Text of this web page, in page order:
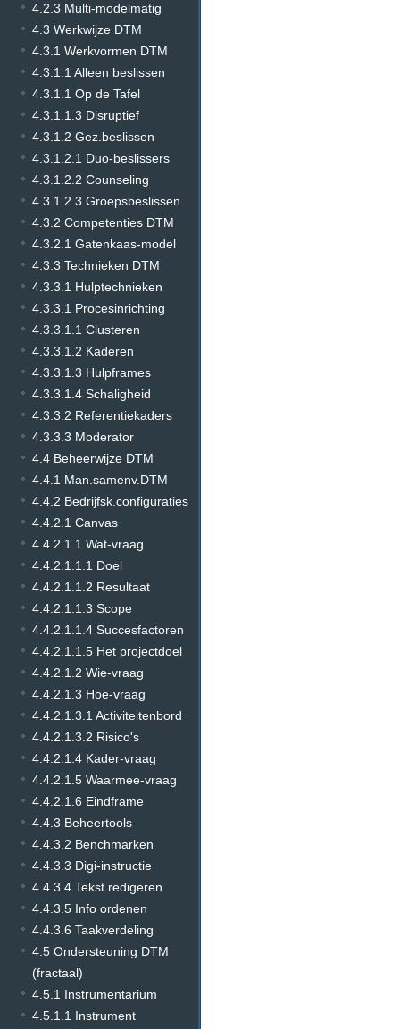
4.2.3 Multi-modelmatig
4.3 Werkwijze DTM
4.3.1 Werkvormen DTM
4.3.1.1 Alleen beslissen
4.3.1.1 Op de Tafel
4.3.1.1.3 Disruptief
4.3.1.2 Gez.beslissen
4.3.1.2.1 Duo-beslissers
4.3.1.2.2 Counseling
4.3.1.2.3 Groepsbeslissen
4.3.2 Competenties DTM
4.3.2.1 Gatenkaas-model
4.3.3 Technieken DTM
4.3.3.1 Hulptechnieken
4.3.3.1 Procesinrichting
4.3.3.1.1 Clusteren
4.3.3.1.2 Kaderen
4.3.3.1.3 Hulpframes
4.3.3.1.4 Schaligheid
4.3.3.2 Referentiekaders
4.3.3.3 Moderator
4.4 Beheerwijze DTM
4.4.1 Man.samenv.DTM
4.4.2 Bedrijfsk.configuraties
4.4.2.1 Canvas
4.4.2.1.1 Wat-vraag
4.4.2.1.1.1 Doel
4.4.2.1.1.2 Resultaat
4.4.2.1.1.3 Scope
4.4.2.1.1.4 Succesfactoren
4.4.2.1.1.5 Het projectdoel
4.4.2.1.2 Wie-vraag
4.4.2.1.3 Hoe-vraag
4.4.2.1.3.1 Activiteitenbord
4.4.2.1.3.2 Risico's
4.4.2.1.4 Kader-vraag
4.4.2.1.5 Waarmee-vraag
4.4.2.1.6 Eindframe
4.4.3 Beheertools
4.4.3.2 Benchmarken
4.4.3.3 Digi-instructie
4.4.3.4 Tekst redigeren
4.4.3.5 Info ordenen
4.4.3.6 Taakverdeling
4.5 Ondersteuning DTM
(fractaal)
4.5.1 Instrumentarium
4.5.1.1 Instrument